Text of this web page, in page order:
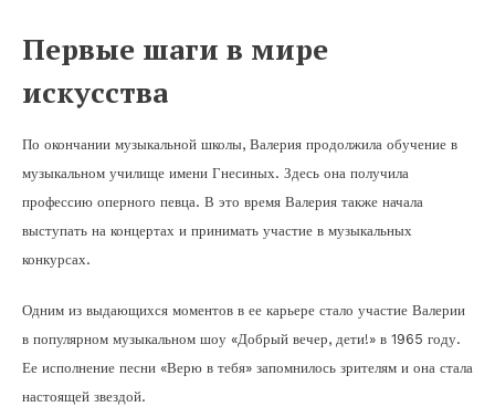
Первые шаги в мире
искусства
По окончании музыкальной школы, Валерия продолжила обучение в
музыкальном училище имени Гнесиных. Здесь она получила
профессию оперного певца. В это время Валерия также начала
выступать на концертах и принимать участие в музыкальных
конкурсах.
Одним из выдающихся моментов в ее карьере стало участие Валерии
в популярном музыкальном шоу «Добрый вечер, дети!» в 1965 году.
Ее исполнение песни «Верю в тебя» запомнилось зрителям и она стала
настоящей звездой.